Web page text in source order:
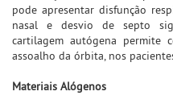
pode apresentar disfunção
nasal e desvio de septo
cartilagem autógena permite
assoalho da órbita, nos
Materiais Alógenos